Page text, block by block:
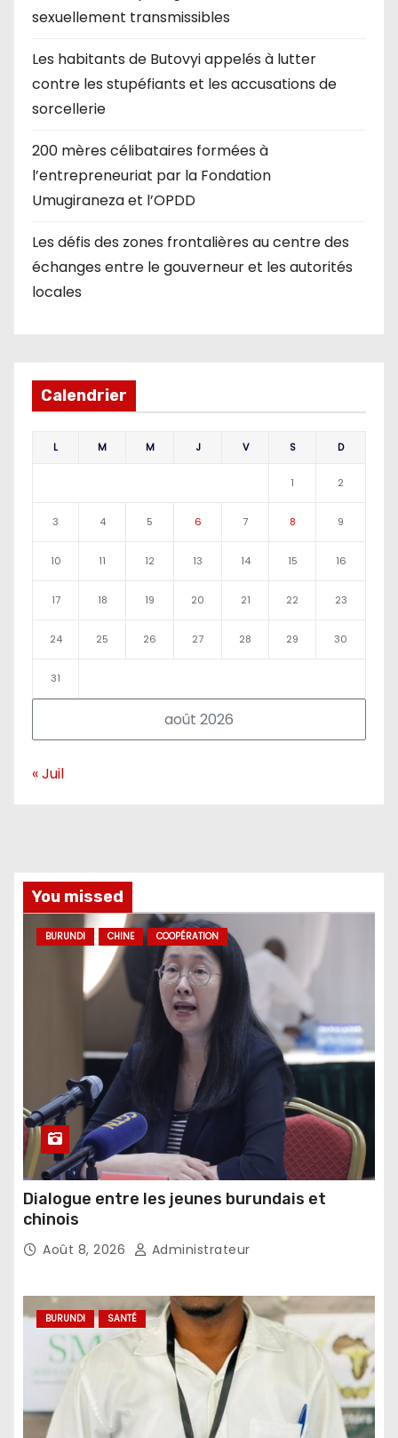
sexuellement transmissibles
Les habitants de Butovyi appelés à lutter
contre les stupéfiants et les accusations de
sorcellerie
200 mères célibataires formées à
l’entrepreneuriat par la Fondation
Umugiraneza et l’OPDD
Les défis des zones frontalières au centre des
échanges entre le gouverneur et les autorités
locales
Calendrier
août 2026
L M M J V S D
1 2
3 4 5 6 7 8 9
10 11 12 13 14 15 16
17 18 19 20 21 22 23
24 25 26 27 28 29 30
31
« Juil
You missed
BURUNDI CHINE COOPÉRATION
Dialogue entre les jeunes burundais et
chinois
Août 8, 2026 Administrateur
BURUNDI SANTÉ